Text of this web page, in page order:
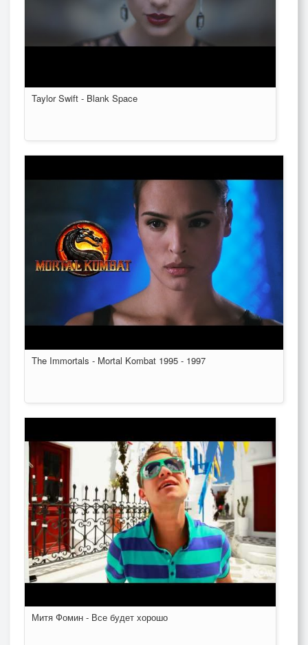
Taylor Swift - Blank Space
The Immortals - Mortal Kombat 1995 - 1997
Митя Фомин - Все будет хорошо